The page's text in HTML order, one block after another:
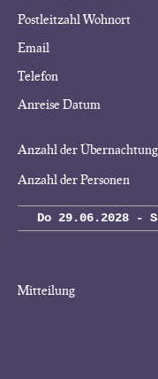
Postleitzahl Wohnort
Email
Telefon
Anreise Datum
Anzahl der
Anzahl der Personen
Do 29.06.2028 -
Mitteilung